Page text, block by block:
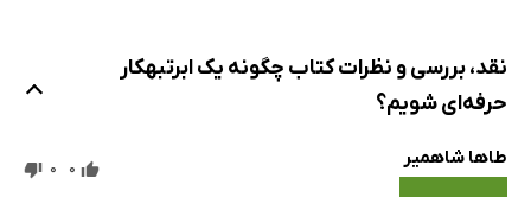
نقد، بررسی و نظرات کتاب چگونه یک ابرتبهکار
حرفه‌ای شویم؟
طاها شاهمیر 0
0